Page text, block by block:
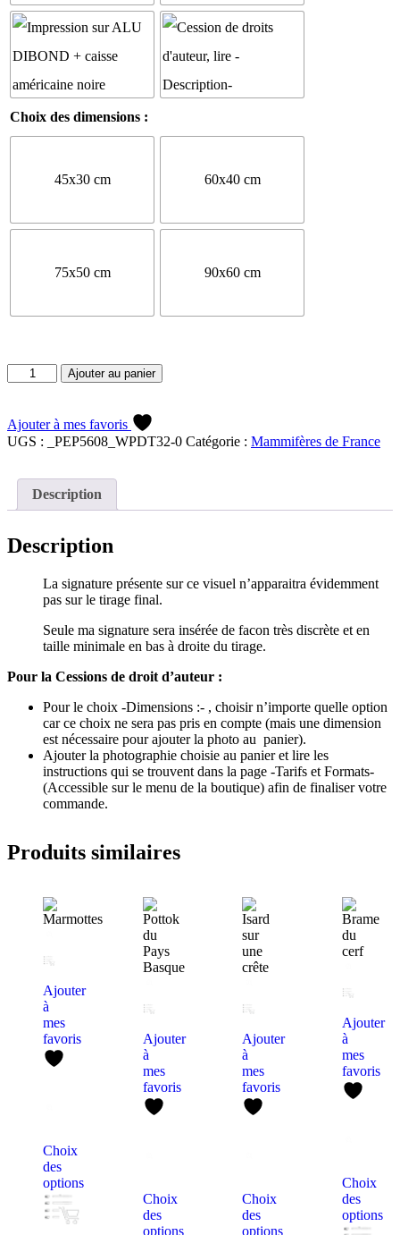
Choix des dimensions :
45x30 cm 60x40 cm
75x50 cm 90x60 cm
quantité
de
européen
Ajouter au panier
Ajouter à mes favoris
UGS :
_PEP5608_WPDT32-0 Catégorie : Mammifères de France
Description
Description
La signature présente sur ce visuel n’apparaitra évidemment
pas sur le tirage final.
Seule ma signature sera insérée de facon très discrète et en
taille minimale en bas à droite du tirage.
Pour la Cessions de droit d’auteur :
Pour le choix -Dimensions :- , choisir n’importe quelle option
car ce choix ne sera pas pris en compte (mais une dimension
est nécessaire pour ajouter la photo au panier).
Ajouter la photographie choisie au panier et lire les
instructions qui se trouvent dans la page -Tarifs et Formats-
(Accessible sur le menu de la boutique) afin de finaliser votre
commande.
Produits similaires
Ajouter
à
mes
favoris
Choix
des
options
Ajouter
à
mes
favoris
Choix
des
options
Ajouter
à
mes
favoris
Choix
des
options
Ajouter
à
mes
favoris
Choix
des
options